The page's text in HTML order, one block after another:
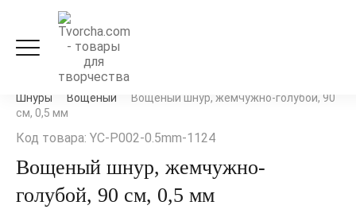
Рукоделие и флористика
Шнуры
Вощеный
Вощеный шнур, жемчужно-голубой, 90
см, 0,5 мм
Код товара: YC-P002-0.5mm-1124
Вощеный шнур, жемчужно-
голубой, 90 см, 0,5 мм